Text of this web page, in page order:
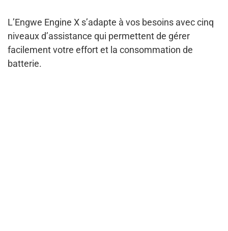
L’Engwe Engine X s’adapte à vos besoins avec cinq
niveaux d’assistance qui permettent de gérer
facilement votre effort et la consommation de
batterie.